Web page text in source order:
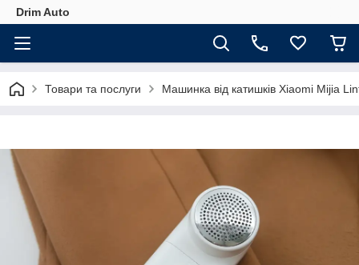
Drim Auto
Товари та послуги Машинка від катишків Xiaomi Mijia